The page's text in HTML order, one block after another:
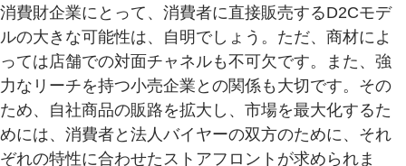
消費財企業にとって、消費者に直接販売するD2Cモデ
ルの大きな可能性は、自明でしょう。ただ、商材によ
っては店舗での対面チャネルも不可欠です。また、強
力なリーチを持つ小売企業との関係も大切です。その
ため、自社商品の販路を拡大し、市場を最大化するた
めには、消費者と法人バイヤーの双方のために、それ
ぞれの特性に合わせたストアフロントが求められま